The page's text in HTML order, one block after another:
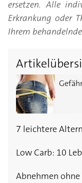
ersetzen. Alle
Erkrankung oder
Ihrem
Gefährlich: Die
7 leichtere
Low Carb: 10
Abnehmen